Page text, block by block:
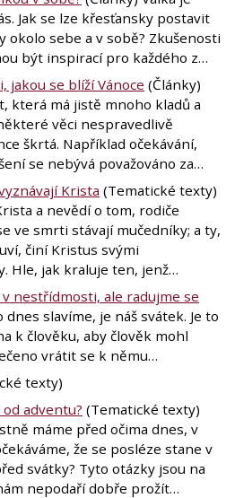
Jak se lze křesťansky postavit
okolo sebe a v sobě? Zkušenosti
být inspirací pro každého z…
jakou se blíží Vánoce (Články)
která má jistě mnoho kladů a
věci nespravedlivě
škrtá. Například očekávání,
se nebývá považováno za…
Krista (Tematické texty)
a nevědí o tom, rodiče
ve smrti stávají mučedníky; a ty,
činí Kristus svými
Hle, jak kraluje ten, jenž…
nestřídmosti, ale radujme se
dnes slavíme, je náš svátek. Je to
k člověku, aby člověk mohl
vrátit se k němu…
texty)
adventu? (Tematické texty)
máme před očima dnes, v
že se posléze stane v
svátky? Tyto otázky jsou na
nepodaří dobře prožít…